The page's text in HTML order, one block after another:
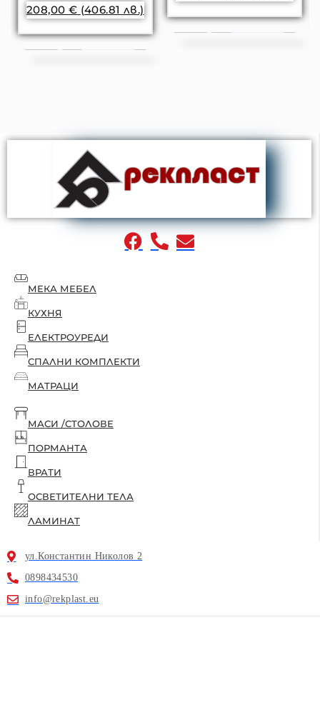
208,00 € (406.81 лв.)
МЕКА МЕБЕЛ
КУХНЯ
ЕЛЕКТРОУРЕДИ
СПАЛНИ КОМПЛЕКТИ
МАТРАЦИ
МАСИ /СТОЛОВЕ
ПОРМАНТА
ВРАТИ
ОСВЕТИТЕЛНИ ТЕЛА
ЛАМИНАТ
ул.Константин Николов 2
0898434530
info@rekplast.eu